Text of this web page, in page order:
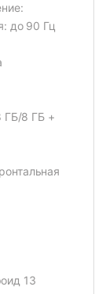
до 90 Гц
ГБ/8 ГБ +
13